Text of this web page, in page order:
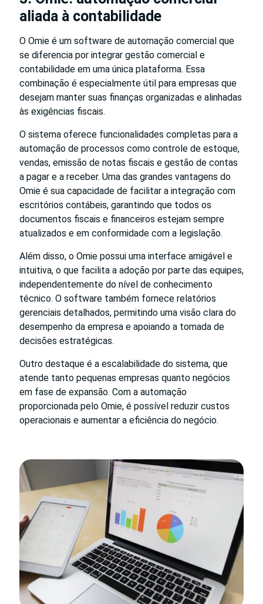
aliada à contabilidade
O Omie é um software de automação comercial que
se diferencia por integrar gestão comercial e
contabilidade em uma única plataforma. Essa
combinação é especialmente útil para empresas que
desejam manter suas finanças organizadas e alinhadas
às exigências fiscais.
O sistema oferece funcionalidades completas para a
automação de processos como controle de estoque,
vendas, emissão de notas fiscais e gestão de contas
a pagar e a receber. Uma das grandes vantagens do
Omie é sua capacidade de facilitar a integração com
escritórios contábeis, garantindo que todos os
documentos fiscais e financeiros estejam sempre
atualizados e em conformidade com a legislação.
Além disso, o Omie possui uma interface amigável e
intuitiva, o que facilita a adoção por parte das equipes,
independentemente do nível de conhecimento
técnico. O software também fornece relatórios
gerenciais detalhados, permitindo uma visão clara do
desempenho da empresa e apoiando a tomada de
decisões estratégicas.
Outro destaque é a escalabilidade do sistema, que
atende tanto pequenas empresas quanto negócios
em fase de expansão. Com a automação
proporcionada pelo Omie, é possível reduzir custos
operacionais e aumentar a eficiência do negócio.